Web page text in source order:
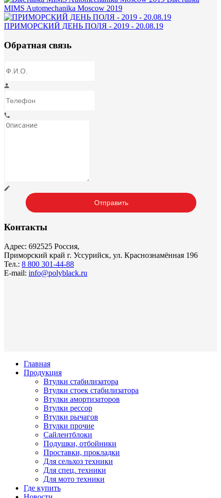
MIMS Automechanika Moscow 2019
ПРИМОРСКИЙ ДЕНЬ ПОЛЯ - 2019 - 20.08.19
Обратная связь
Контакты
Адрес: 692525 Россия,
Приморский край г. Уссурийск, ул. Краснознамённая 196
Тел.: 8 800 301-44-88
E-mail: info@polyblack.ru
Главная
Продукция
Втулки стабилизатора
Втулки стоек стабилизатора
Втулки амортизаторов
Втулки рессор
Втулки рычагов
Втулки прочие
Сайлентблоки
Подушки, отбойники
Проставки, прокладки
Для сельхоз техники
Для спец. техники
Для мото техники
Где купить